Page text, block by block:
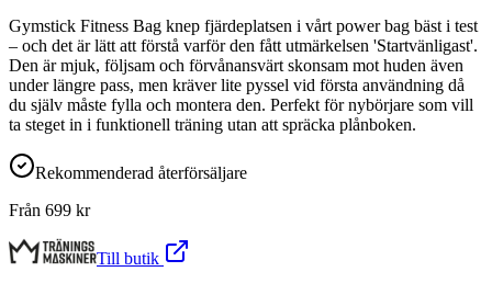
Gymstick Fitness Bag knep fjärdeplatsen i vårt power bag bäst i test
– och det är lätt att förstå varför den fått utmärkelsen 'Startvänligast'.
Den är mjuk, följsam och förvånansvärt skonsam mot huden även
under längre pass, men kräver lite pyssel vid första användning då
du själv måste fylla och montera den. Perfekt för nybörjare som vill
ta steget in i funktionell träning utan att spräcka plånboken.
Rekommenderad återförsäljare
Från 699 kr
Till butik